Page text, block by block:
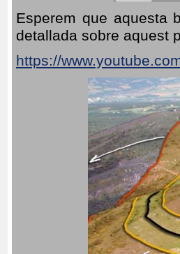
Esperem que aquesta
detallada sobre aquest
https://